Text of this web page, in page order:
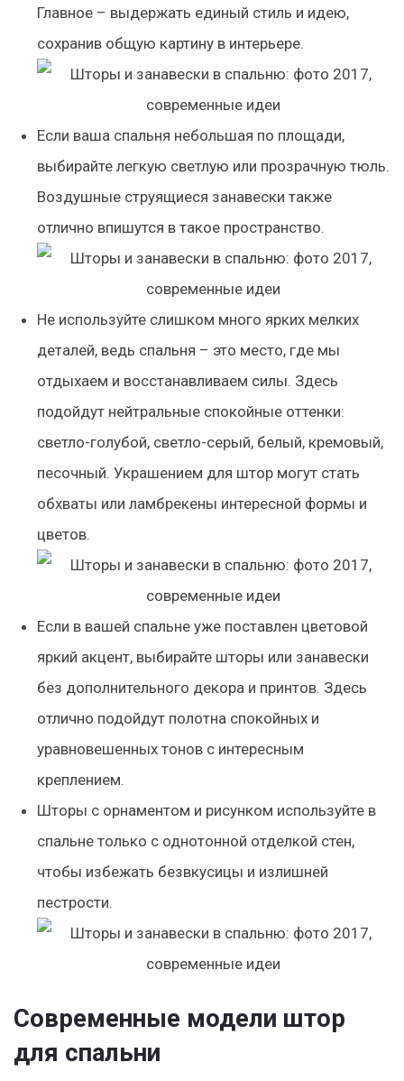
Главное – выдержать единый стиль и идею,
сохранив общую картину в интерьере.
Если ваша спальня небольшая по площади,
выбирайте легкую светлую или прозрачную тюль.
Воздушные струящиеся занавески также
отлично впишутся в такое пространство.
Не используйте слишком много ярких мелких
деталей, ведь спальня – это место, где мы
отдыхаем и восстанавливаем силы. Здесь
подойдут нейтральные спокойные оттенки:
светло-голубой, светло-серый, белый, кремовый,
песочный. Украшением для штор могут стать
обхваты или ламбрекены интересной формы и
цветов.
Если в вашей спальне уже поставлен цветовой
яркий акцент, выбирайте шторы или занавески
без дополнительного декора и принтов. Здесь
отлично подойдут полотна спокойных и
уравновешенных тонов с интересным
креплением.
Шторы с орнаментом и рисунком используйте в
спальне только с однотонной отделкой стен,
чтобы избежать безвкусицы и излишней
пестрости.
Современные модели штор
для спальни